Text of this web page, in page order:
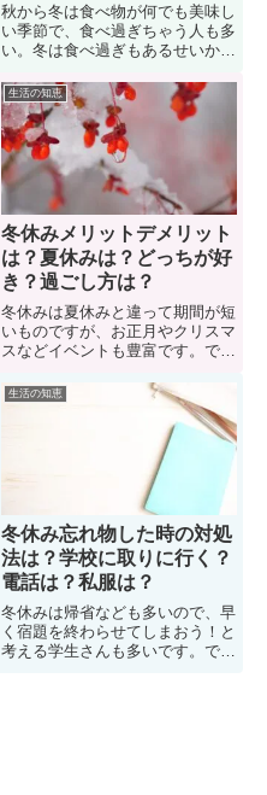
秋から冬は食べ物が何でも美味し
い季節で、食べ過ぎちゃう人も多
い。冬は食べ過ぎもあるせいか、
に引きこもって家の中でつい食べ
過ぎて体重増加（激太り）したこ
とに悩んでいる女子学生も多い。
では、冬休みに入った学生が太る
理由は何なのか？真実に迫ってい
こう。また、対策についても紹介
生活の知恵
冬休みメリットデメリット
は？夏休みは？どっちが好
き？過ごし方は？
冬休みは夏休みと違って期間が短
いものですが、お正月やクリスマ
スなどイベントも豊富です。で
はあるのか？冬休みと夏休み「ど
っちの休みが人気なのか？」につ
いて気になっている学生も多い。
ここでは、「冬休みのメリットデ
メリット」や「学生達の冬休みの
過ごし方」について紹介します。
生活の知恵
冬休み忘れ物した時の対処
法は？学校に取りに行く？
電話は？私服は？
冬休みは帰省なども多いので、早
く宿題を終わらせてしまおう！と
考える学生さんも多いです。で